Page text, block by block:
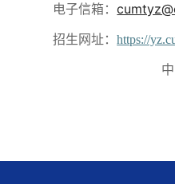
电子信箱：
招生网址：https://
中国矿业